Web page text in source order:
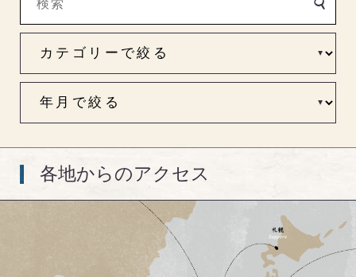
各地からのアクセス